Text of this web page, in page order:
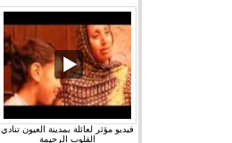
فيديو مؤثر لعائلة بمدينة العيون تنادي
القلوب الرحيمة